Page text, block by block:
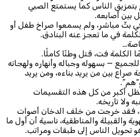
الناس كما يستمتع الصبي
بين أصابعه.
في بثّ مباشر، ولم يسمعوا صراخ طفل أو
في ما تعجز عنه البنادق.
الكلمة فت، قتل وطنًا كاملًا.
— بسهوله وجباله وأنهاره ولهجاته
صراع بين من يريد بناءه، ومن يريد
أكبر من كل هذه التقسيمات
ولا تاريخه.
فقد خرجت من خلف الدخان أصوات
والقبيلة والمناطقية، ناسية أن أول ما
تحويل الناس إلى طبقات ومراتب.